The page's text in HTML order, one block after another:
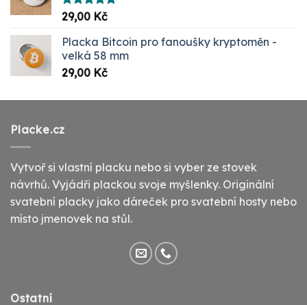
Hodnocení
5.00
29,00 Kč
Placka Bitcoin pro fanoušky kryptoměn -
velká 58 mm
29,00 Kč
Placke.cz
Vytvoř si vlastní placku nebo si vyber ze stovek
návrhů. Vyjádři plackou svoje myšlenky. Originální
svatební placky jako dáreček pro svatební hosty nebo
místo jmenovek na stůl.
Ostatní